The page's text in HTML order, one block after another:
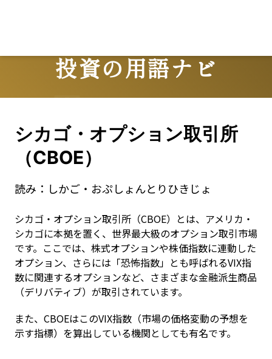
投資の用語ナビ
Terms
シカゴ・オプション取引所
（CBOE）
読み： しかご・おぷしょんとりひきじょ
シカゴ・オプション取引所（CBOE）とは、アメリカ・
シカゴに本拠を置く、世界最大級のオプション取引市場
です。ここでは、株式オプションや株価指数に連動した
オプション、さらには「恐怖指数」とも呼ばれるVIX指
数に関連するオプションなど、さまざまな金融派生商品
（デリバティブ）が取引されています。
また、CBOEはこのVIX指数（市場の価格変動の予想を
示す指標）を算出している機関としても有名です。